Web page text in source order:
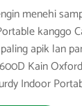
menehi
kanggo
apik lan
Kain
Indoor